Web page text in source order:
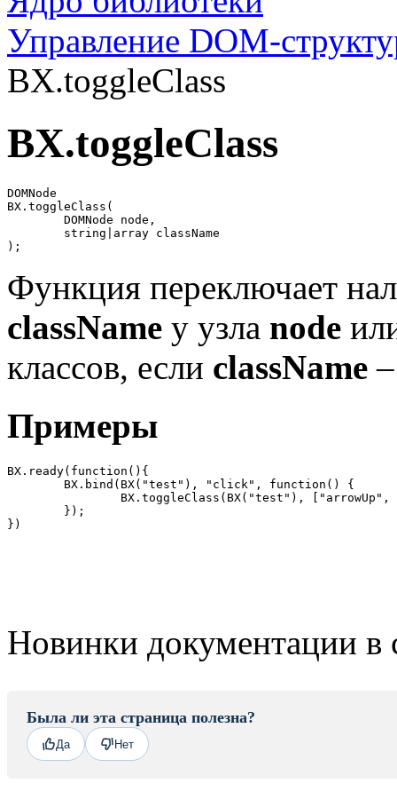
Управление DOM-
BX.toggleClass
BX.toggleClass
DOMNode
BX.toggleClass(
);
Функция переключает
className у узла node
классов, если className
Примеры
BX.ready(function(){
})
Новинки документации в
Была ли эта страница полезна?
Да Нет